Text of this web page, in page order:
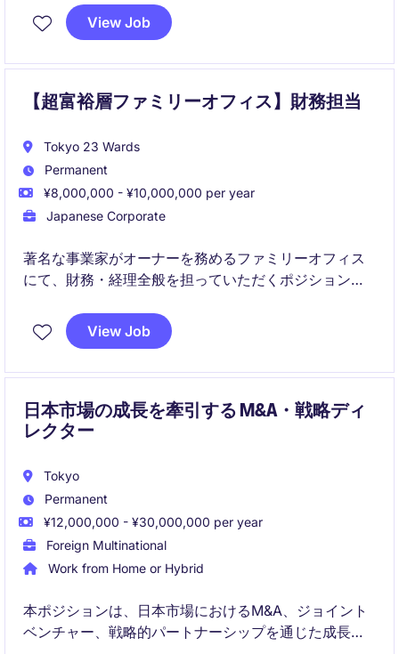
門性を活かしながらプロジェクト全体を俯瞰してリー
ドしていただきます。
View Job
【超富裕層ファミリーオフィス】財務担当
Tokyo 23 Wards
Permanent
¥8,000,000 - ¥10,000,000 per year
Japanese Corporate
著名な事業家がオーナーを務めるファミリーオフィス
にて、財務・経理全般を担っていただくポジションで
金融資産・不動産・PE/VC投資など多様な資産管理に
View Job
日本市場の成長を牽引する M&A・戦略ディ
レクター
Tokyo
Permanent
¥12,000,000 - ¥30,000,000 per year
Foreign Multinational
Work from Home or Hybrid
本ポジションは、日本市場におけるM&A、ジョイント
ベンチャー、戦略的パートナーシップを通じた成長戦